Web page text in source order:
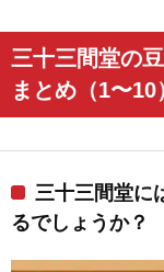
三十三間堂の
まとめ（1〜10
三十三間堂に
るでしょうか？